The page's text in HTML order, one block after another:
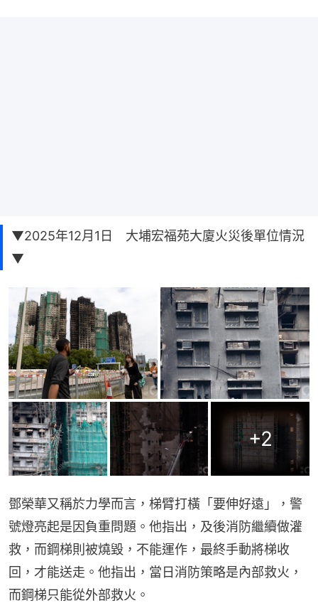
▼2025年12月1日 大埔宏福苑大廈火災後單位情況
▼
+2
鄧榮華又稱於力學而言，梯臂打橫「要伸好遠」，警
號燈亮起是因負重問題。他指出，及後消防繼續做灌
救，而鋼梯則被燒毀，不能運作，最終手動將梯收
回，才能送走。他指出，當日消防策略是內部救火，
而鋼梯只能從外部救火。